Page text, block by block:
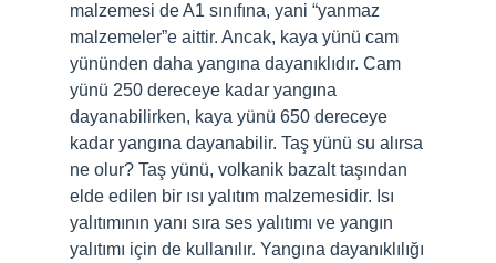
malzemesi de A1 sınıfına, yani “yanmaz
malzemeler”e aittir. Ancak, kaya yünü cam
yününden daha yangına dayanıklıdır. Cam
yünü 250 dereceye kadar yangına
dayanabilirken, kaya yünü 650 dereceye
kadar yangına dayanabilir. Taş yünü su alırsa
ne olur? Taş yünü, volkanik bazalt taşından
elde edilen bir ısı yalıtım malzemesidir. Isı
yalıtımının yanı sıra ses yalıtımı ve yangın
yalıtımı için de kullanılır. Yangına dayanıklılığı